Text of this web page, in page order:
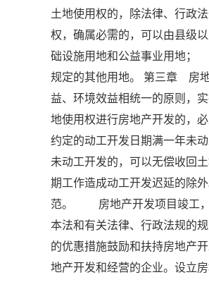
土地使用权的，除法律、行
权，确属必需的，可以由县
础设施用地和公益事业用地
规定的其他用地。 第三章 房
益、环境效益相统一的原则
地使用权进行房地产开发的，
约定的动工开发日期满一年未
未动工开发的，可以无偿收回
期工作造成动工开发迟延的
范。 房地产开发项目竣工，
本法和有关法律、行政法规
的优惠措施鼓励和扶持房地
地产开发和经营的企业。设